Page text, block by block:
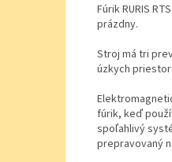
Fúrik RURIS
prázdny.
Stroj má tri
úzkych
fúrik, keď
spoľahlivý
prepravovaný